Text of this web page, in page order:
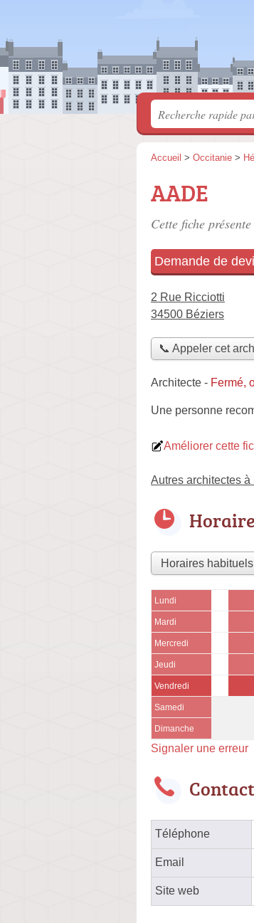
Accueil > Occitanie >
AADE
Cette fiche
Demande de
2 Rue Ricciotti
34500 Béziers
📞 Appeler cet
Architecte - Fermé,
Une personne
Améliorer cette
Autres architectes à
Lundi
Mardi
Mercredi
Jeudi
Vendredi
Samedi
Dimanche
Signaler une erreur
Contact
Téléphone
Email
Site web